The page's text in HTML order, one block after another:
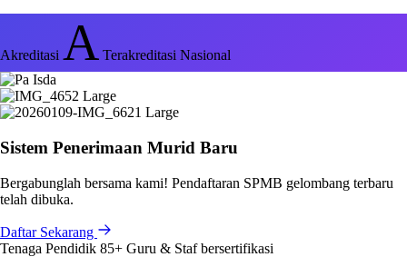
Akreditasi A Terakreditasi Nasional
Sistem Penerimaan Murid Baru
Bergabunglah bersama kami! Pendaftaran SPMB gelombang terbaru
telah dibuka.
Daftar Sekarang
Tenaga Pendidik 85+ Guru & Staf bersertifikasi